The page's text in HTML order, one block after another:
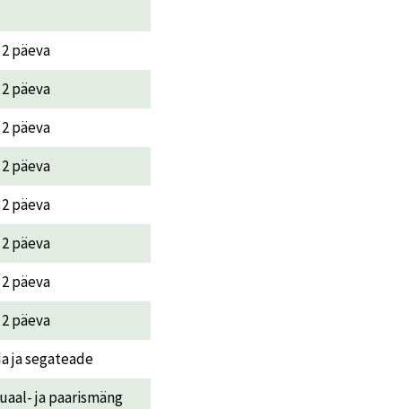
päeva
päeva
päeva
päeva
päeva
päeva
päeva
päeva
ja segateade
ja paarismäng